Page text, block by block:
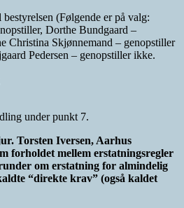
(Følgende er på valg:
Dorthe Bundgaard –
Christina Skjønnemand – genopstiller
Pedersen – genopstiller ikke.
under punkt 7.
Torsten Iversen, Aarhus
forholdet mellem erstatningsregler
om erstatning for almindelig
“direkte krav” (også kaldet